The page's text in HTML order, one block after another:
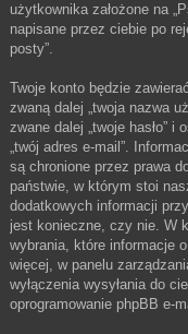
użytkownika założone na
napisane przez ciebie po
posty”.
Twoje konto będzie
zwaną dalej „twoja nazwa
zwane dalej „twoje hasło”
„twój adres e-mail”.
są chronione przez prawa
państwie, w którym stoi
dodatkowych informacji
jest konieczne, czy nie. W
wybrania, które informacje
więcej, w panelu
wyłączenia wysyłania do
oprogramowanie phpBB e-